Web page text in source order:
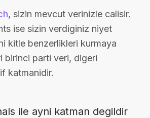
, sizin mevcut verinizle calisir.
ise sizin verdiginiz niyet
kitle benzerlikleri kurmaya
birinci parti veri, digeri
katmanidir.
ile ayni katman degildir